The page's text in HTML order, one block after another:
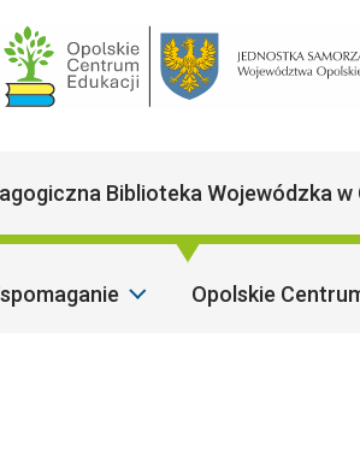
Main
Biblioteka Wojewódzka w
Opolskie